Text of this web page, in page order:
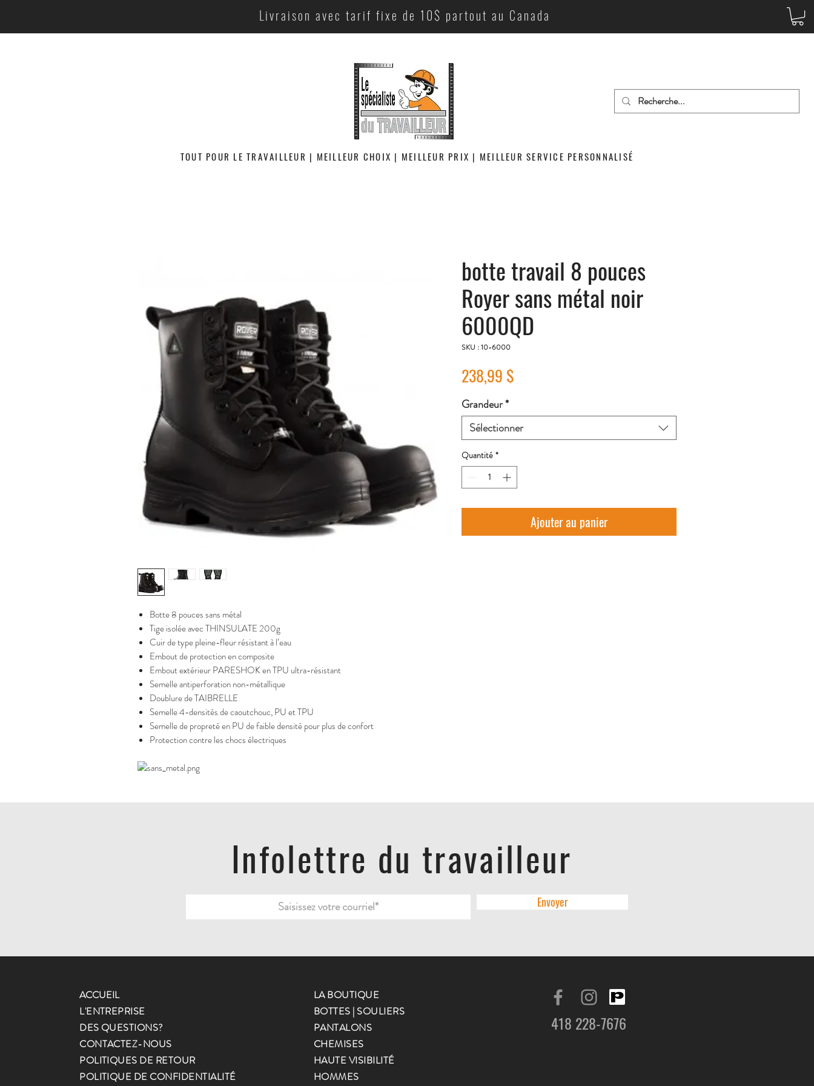
Livraison avec tarif fixe de 10$ partout au Canada
TOUT POUR LE TRAVAILLEUR | MEILLEUR CHOIX | MEILLEUR PRIX | MEILLEUR SERVICE PERSONNALISÉ
Botte 8 pouces sans métal
Tige isolée avec THINSULATE 200g
Cuir de type pleine-fleur résistant à l’eau
Embout de protection en composite
Embout extérieur PARESHOK en TPU ultra-résistant
Semelle antiperforation non-métallique
Doublure de TAIBRELLE
Semelle 4-densités de caoutchouc, PU et TPU
Semelle de propreté en PU de faible densité pour plus de confort
Protection contre les chocs électriques
botte travail 8 pouces
Royer sans métal noir
6000QD
SKU : 10-6000
238,99 $
Grandeur*
Sélectionner
Quantité *
Ajouter au panier
Infolettre du travailleur
Envoyer
ACCUEIL
L'ENTREPRISE
DES QUESTIONS?
CONTACTEZ-NOUS
POLITIQUES DE RETOUR
POLITIQUE DE CONFIDENTIALITÉ
LA BOUTIQUE
BOTTES | SOULIERS
PANTALONS
CHEMISES
HAUTE VISIBILITÉ
HOMMES
418 228-7676